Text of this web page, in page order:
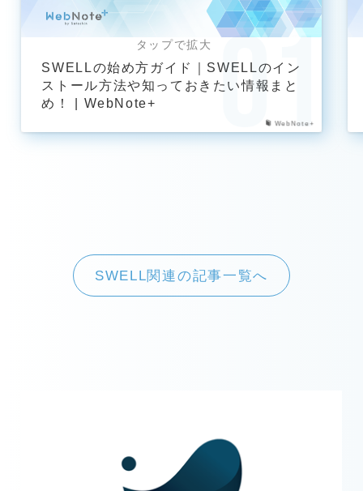
WebNote+
SWELLの始め方ガイド｜SWELLのイン
ストール方法や知っておきたい情報まと
め！ | WebNote+
SWELL関連の記事一覧へ